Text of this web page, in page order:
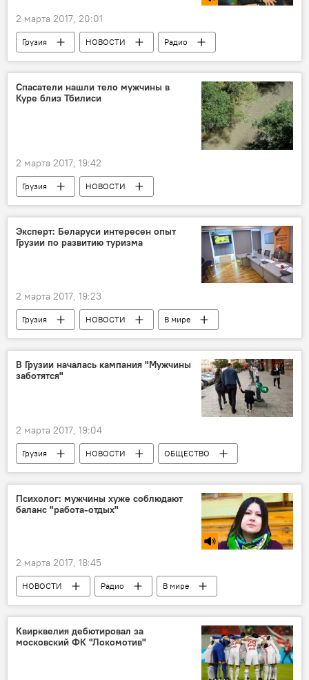
2 марта 2017, 20:01
Грузия НОВОСТИ
Радио
ЭКОНОМИКА
Беларусь
Михаил Мятликов
Спасатели нашли тело мужчины в
Куре близ Тбилиси
2 марта 2017, 19:42
Грузия
НОВОСТИ
ПРОИСШЕСТВИЯ
МВД Грузии
Мтквари
Тело мужчины
Эксперт: Беларуси интересен опыт
Грузии по развитию туризма
2 марта 2017, 19:23
Грузия НОВОСТИ
В мире
ПОЛИТИКА
ТУРИЗМ
ЭКОНОМИКА
Беларусь
Вахтанг Маисая
В Грузии началась кампания "Мужчины
заботятся"
2 марта 2017, 19:04
Грузия НОВОСТИ
ОБЩЕСТВО
Фонд ООН в области народонаселения
Кампания "Мужчины заботятся"
Психолог: мужчины хуже соблюдают
баланс "работа-отдых"
2 марта 2017, 18:45
НОВОСТИ Радио В мире
Квирквелия дебютировал за
московский ФК "Локомотив"